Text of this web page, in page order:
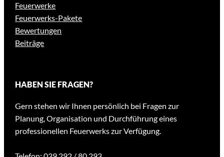
Feuerwerke
Feuerwerks-Pakete
Bewertungen
Beiträge
HABEN SIE FRAGEN?
Gern stehen wir Ihnen persönlich bei Fragen zur
Planung, Organisation und Durchführung eines
professionellen Feuerwerks zur Verfügung.